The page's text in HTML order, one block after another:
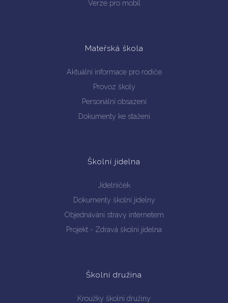
Verze pro mobil
Mateřská škola
Aktuální informace pro rodiče
Provoz školy
Personální obsazení
Dokumenty ke stažení
Školní jídelna
Jídelníček
Dokumenty školní jídelny
Objednávání stravy internetem
Projekt - Zdravá školní jídelna
Školní družina
Kroužky školní družiny